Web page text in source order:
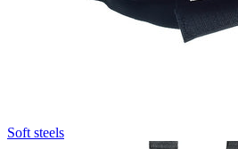
Soft steels